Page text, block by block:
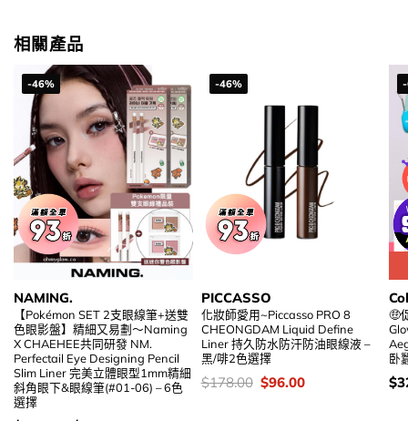
相關產品
-46%
NAMING.
【Pokémon SET 2支眼線筆+送雙
色眼影盤】精細又易劃～Naming
X CHAEHEE共同研發 NM.
Perfectail Eye Designing Pencil
Slim Liner 完美立體眼型1mm精細
斜角眼下&眼線筆(#01-06) – 6色
選擇
-46%
PICCASSO
化妝師愛用~Piccasso PRO 8
CHEONGDAM Liquid Define
Liner 持久防水防汗防油眼線液 –
黑/啡2色選擇
價
錢：
$178.00 Original
price
$96.00Current
🤑
卧
價
錢
$